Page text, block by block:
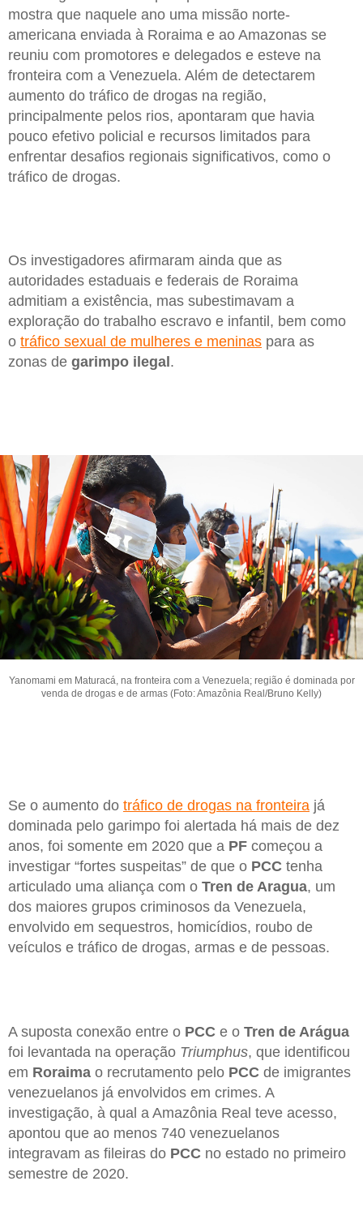
mostra que naquele ano uma missão norte-
americana enviada à Roraima e ao Amazonas se
reuniu com promotores e delegados e esteve na
fronteira com a Venezuela. Além de detectarem
aumento do tráfico de drogas na região,
principalmente pelos rios, apontaram que havia
pouco efetivo policial e recursos limitados para
enfrentar desafios regionais significativos, como o
tráfico de drogas.
Os investigadores afirmaram ainda que as
autoridades estaduais e federais de Roraima
admitiam a existência, mas subestimavam a
exploração do trabalho escravo e infantil, bem como
o tráfico sexual de mulheres e meninas para as
zonas de garimpo ilegal .
Yanomami em Maturacá, na fronteira com a Venezuela; região é dominada por
venda de drogas e de armas (Foto: Amazônia Real/Bruno Kelly)
Se o aumento do tráfico de drogas na fronteira já
dominada pelo garimpo foi alertada há mais de dez
anos, foi somente em 2020 que a PF começou a
investigar “fortes suspeitas” de que o PCC tenha
articulado uma aliança com o Tren de Aragua, um
dos maiores grupos criminosos da Venezuela,
envolvido em sequestros, homicídios, roubo de
veículos e tráfico de drogas, armas e de pessoas.
A suposta conexão entre o PCC e o Tren de Arágua
foi levantada na operação Triumphus, que identificou
em Roraima o recrutamento pelo PCC de imigrantes
venezuelanos já envolvidos em crimes. A
investigação, à qual a Amazônia Real teve acesso,
apontou que ao menos 740 venezuelanos
integravam as fileiras do PCC no estado no primeiro
semestre de 2020.